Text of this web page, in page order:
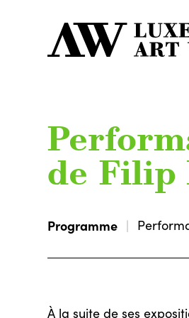
de Filip
Programme
À la suite de ses